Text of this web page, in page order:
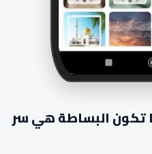
تكون البساطة هي سر